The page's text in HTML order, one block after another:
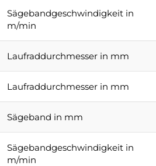
Sägebandgeschwindigkeit in
m/min
Laufraddurchmesser in mm
Laufraddurchmesser in mm
Sägeband in mm
Sägebandgeschwindigkeit in
m/min